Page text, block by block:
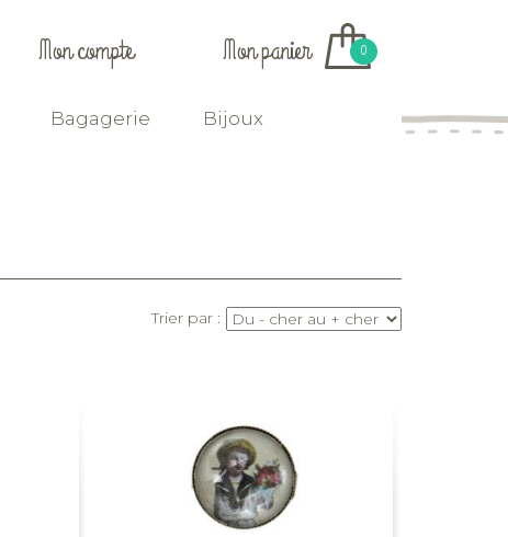
Mon compte Mon panier 0
Bagagerie
Bijoux
Trier par :